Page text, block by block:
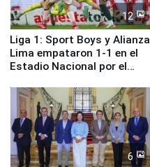
12
Liga 1: Sport Boys y Alianza
Lima empataron 1-1 en el
Estadio Nacional por el
6